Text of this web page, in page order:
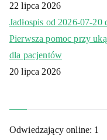
22 lipca 2026
Jadłospis od 2026-07-20
Pierwsza pomoc przy
dla pacjentów
20 lipca 2026
Odwiedzający online: 1